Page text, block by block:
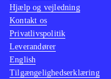
Hjælp og vejledning
Kontakt os
Privatlivspolitik
Leverandører
English
Tilgængelighedserklæring